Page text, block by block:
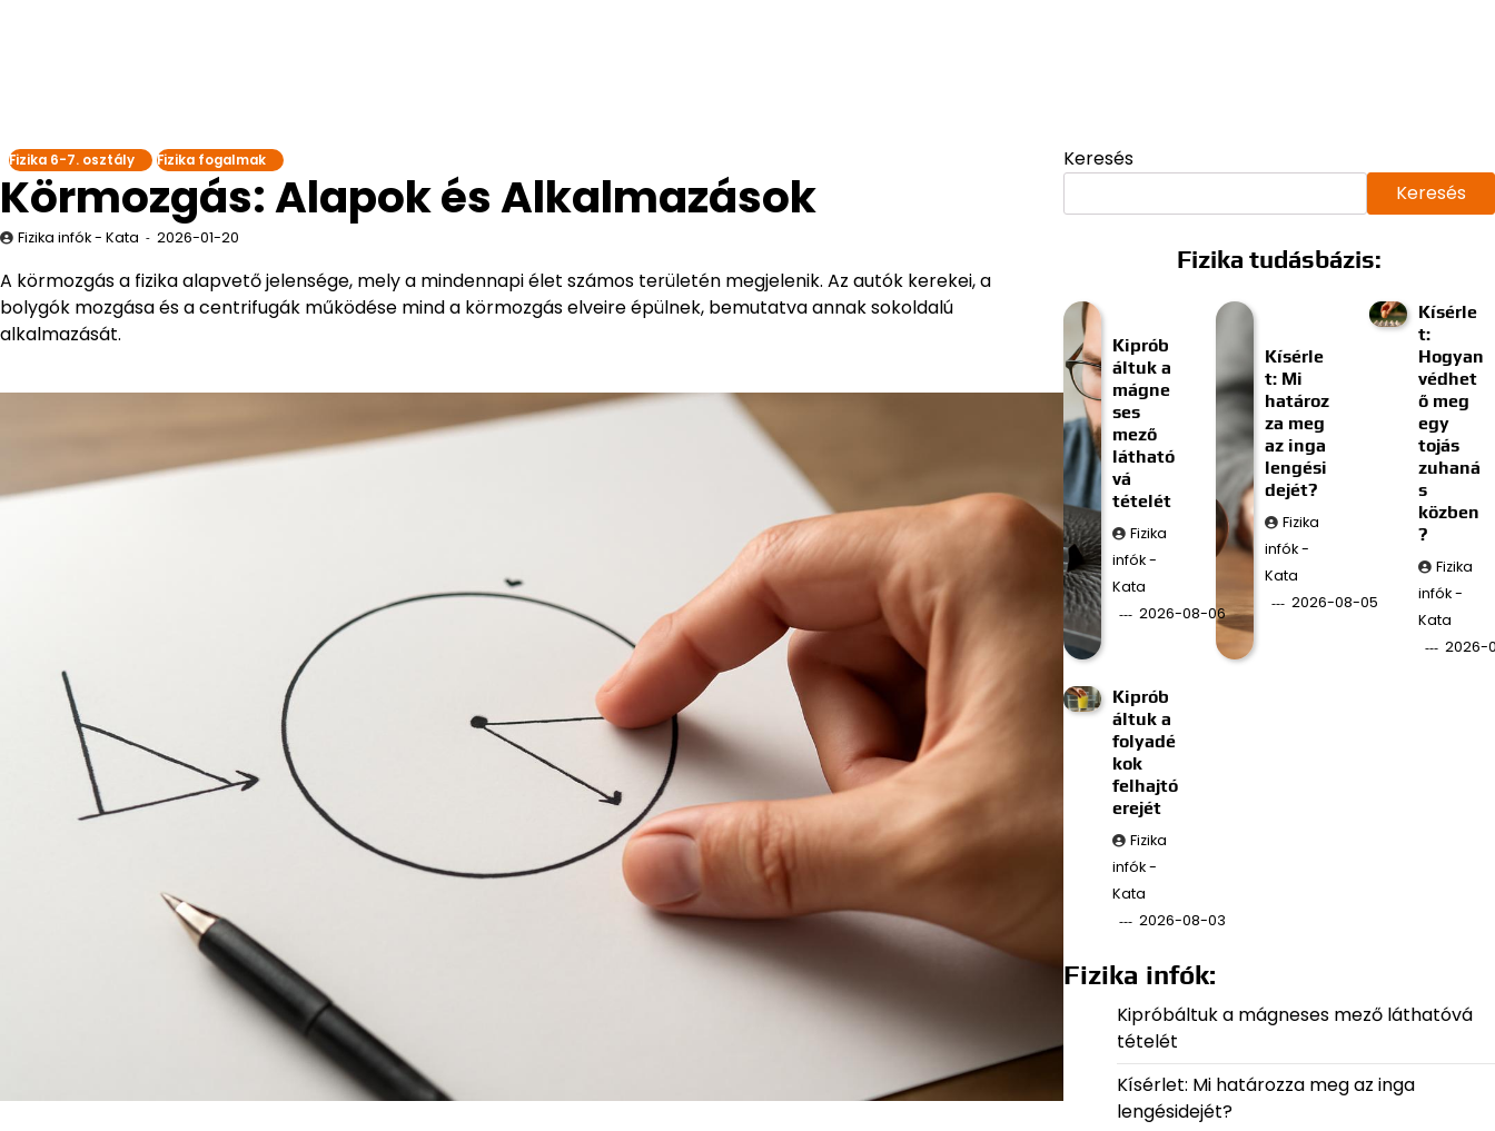
Fizika 6-7. osztály Fizika fogalmak
Körmozgás: Alapok és Alkalmazások
Fizika infók - Kata 2026-01-20
A körmozgás a fizika alapvető jelensége, mely a mindennapi élet számos területén megjelenik. Az autók kerekei, a
bolygók mozgása és a centrifugák működése mind a körmozgás elveire épülnek, bemutatva annak sokoldalú
alkalmazását.
Keresés
Keresés
Fizika tudásbázis:
Kiprób
áltuk a
mágne
ses
mező
látható
vá
tételét
Fizika
infók -
Kata
2026-08-06
Kísérle
t: Mi
határoz
za meg
az inga
lengési
dejét?
Fizika
infók -
Kata
2026-08-05
Kísérle
t:
Hogyan
védhet
ő meg
egy
tojás
zuhaná
s
közben
?
Fizika
infók -
Kata
2026-
Kiprób
áltuk a
folyadé
kok
felhajtó
erejét
Fizika
infók -
Kata
2026-08-03
Fizika infók:
Kipróbáltuk a mágneses mező láthatóvá
tételét
Kísérlet: Mi határozza meg az inga
lengésidejét?